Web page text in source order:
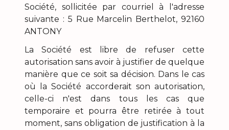
Société, sollicitée par courriel à l'adresse
suivante : 5 Rue Marcelin Berthelot, 92160
ANTONY
La Société est libre de refuser cette
autorisation sans avoir à justifier de quelque
manière que ce soit sa décision. Dans le cas
où la Société accorderait son autorisation,
celle-ci n'est dans tous les cas que
temporaire et pourra être retirée à tout
moment, sans obligation de justification à la